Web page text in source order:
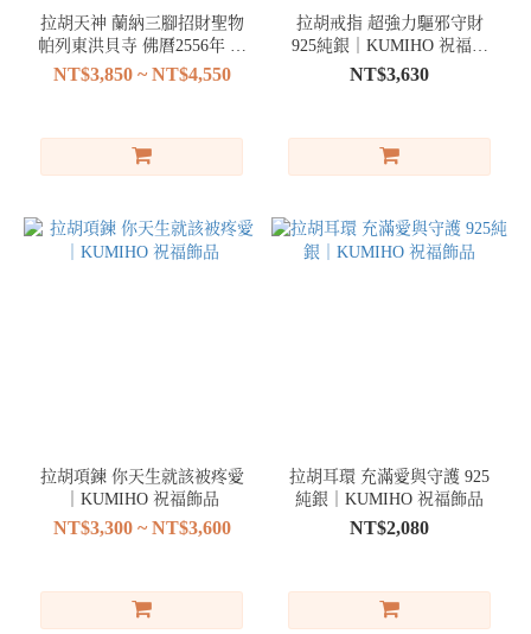
拉胡天神 蘭納三腳招財聖物
帕列東洪貝寺 佛曆2556年 24
僧加持
NT$3,850 ~ NT$4,550
拉胡戒指 超強力驅邪守財
925純銀｜KUMIHO 祝福飾
品
NT$3,630
拉胡項鍊 你天生就該被疼愛
｜KUMIHO 祝福飾品
NT$3,300 ~ NT$3,600
拉胡耳環 充滿愛與守護 925
純銀｜KUMIHO 祝福飾品
NT$2,080